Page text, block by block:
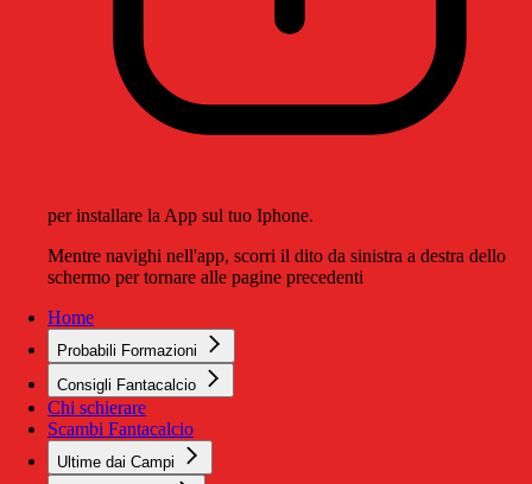
per installare la App sul tuo Iphone.
Mentre navighi nell'app, scorri il dito da sinistra a destra dello
schermo per tornare alle pagine precedenti
Home
Probabili Formazioni
Consigli Fantacalcio
Chi schierare
Scambi Fantacalcio
Ultime dai Campi